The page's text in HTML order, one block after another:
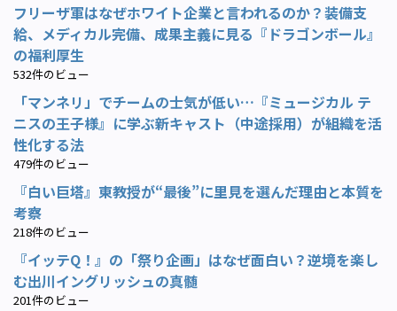
フリーザ軍はなぜホワイト企業と言われるのか？装備支
給、メディカル完備、成果主義に見る『ドラゴンボール』
の福利厚生
532件のビュー
「マンネリ」でチームの士気が低い…『ミュージカル テ
ニスの王子様』に学ぶ新キャスト（中途採用）が組織を活
性化する法
479件のビュー
『白い巨塔』東教授が“最後”に里見を選んだ理由と本質を
考察
218件のビュー
『イッテQ！』の「祭り企画」はなぜ面白い？逆境を楽し
む出川イングリッシュの真髄
201件のビュー